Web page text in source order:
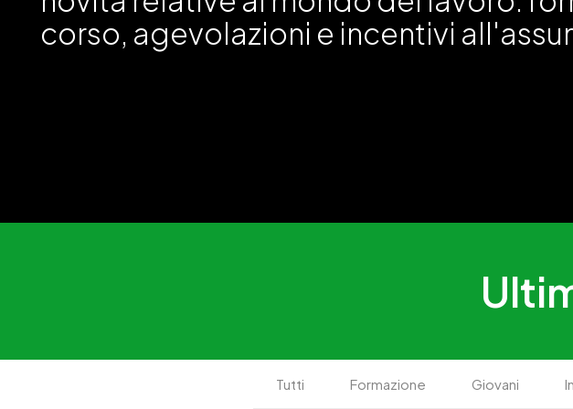
corso, agevolazioni e incentivi
Tutti Formazione Giovani